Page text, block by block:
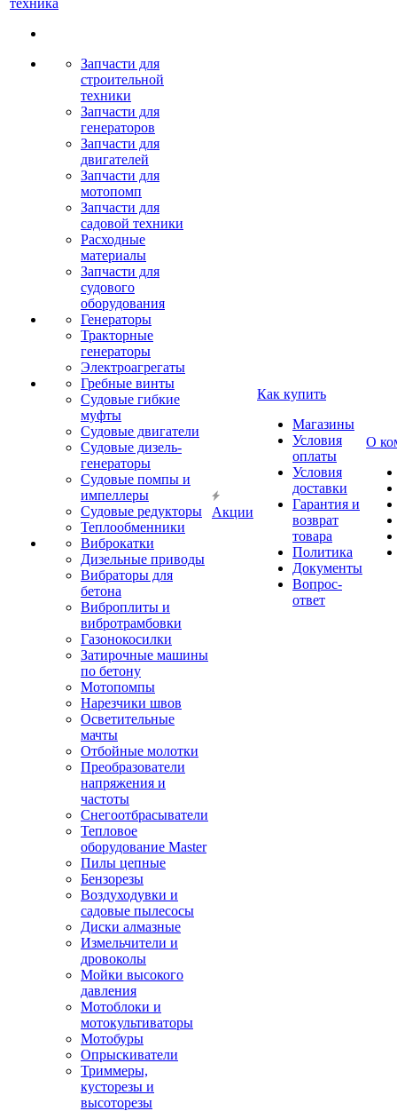
техника
Запчасти для
строительной
техники
Запчасти для
генераторов
Запчасти для
двигателей
Запчасти для
мотопомп
Запчасти для
садовой техники
Расходные
материалы
Запчасти для
судового
оборудования
Генераторы
Тракторные
генераторы
Электроагрегаты
Гребные винты
Судовые гибкие
муфты
Судовые двигатели
Судовые дизель-
генераторы
Судовые помпы и
импеллеры
Судовые редукторы
Теплообменники
Виброкатки
Дизельные приводы
Вибраторы для
бетона
Виброплиты и
вибротрамбовки
Газонокосилки
Затирочные машины
по бетону
Мотопомпы
Нарезчики швов
Осветительные
мачты
Отбойные молотки
Преобразователи
напряжения и
частоты
Снегоотбрасыватели
Тепловое
оборудование Master
Пилы цепные
Бензорезы
Воздуходувки и
садовые пылесосы
Диски алмазные
Измельчители и
дровоколы
Мойки высокого
давления
Мотоблоки и
мотокультиваторы
Мотобуры
Опрыскиватели
Триммеры,
кусторезы и
высоторезы
Акции
Как купить
Магазины
Условия
оплаты
Условия
доставки
Гарантия и
возврат
товара
Политика
Документы
Вопрос-
ответ
О